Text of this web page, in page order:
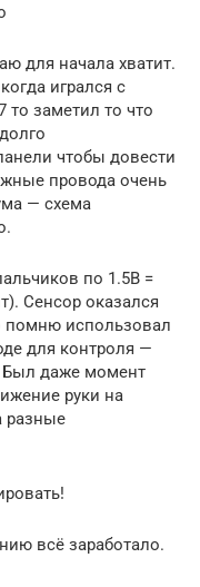
для начала хватит.
игрался с
заметил то что
чтобы довести
провода очень
— схема
по 1.5В =
Сенсор оказался
помню использовал
для контроля —
Был даже момент
руки на
разные
всё заработало.